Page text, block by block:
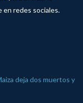
en redes sociales.
deja dos muertos y